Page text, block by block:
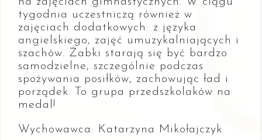
tygodnia uczestniczą również w
zajęciach dodatkowych: z języka
angielskiego, zajęć umuzykalniających i
szachów. Żabki starają się być bardzo
samodzielne, szczególnie podczas
spożywania posiłków, zachowując ład i
porządek. To grupa przedszkolaków na
medal!
Wychowawca: Katarzyna Mikołajczyk